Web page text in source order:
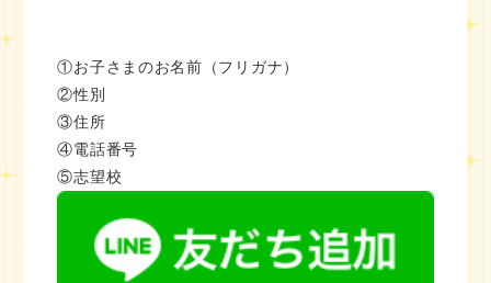
①お子さまのお名前（フリガナ）
②性別
③住所
④電話番号
⑤志望校